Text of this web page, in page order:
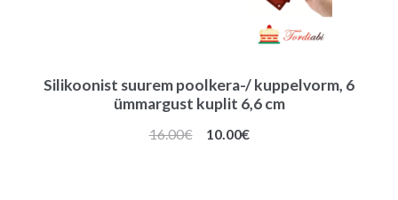
Silikoonist suurem poolkera-/ kuppelvorm, 6
ümmargust kuplit 6,6 cm
16.00€
Algne
10.00€Praegune